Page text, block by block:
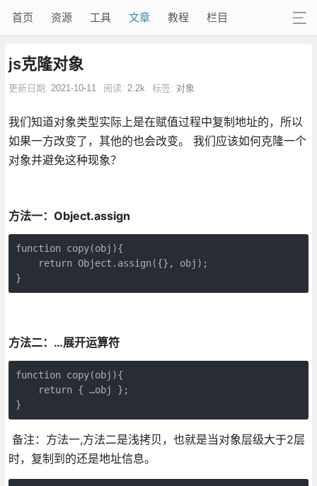
首页 资源 工具 文章 教程 栏目
js克隆对象
更新日期: 2021-10-11 阅读: 2.2k 标签: 对象
我们知道对象类型实际上是在赋值过程中复制地址的，所以
如果一方改变了，其他的也会改变。 我们应该如何克隆一个
对象并避免这种现象？
方法一：Object.assign
function copy(obj){
    return Object.assign({}, obj);
}
方法二：…展开运算符
function copy(obj){
    return { …obj };
备注：方法一,方法二是浅拷贝，也就是当对象层级大于2层
时，复制到的还是地址信息。